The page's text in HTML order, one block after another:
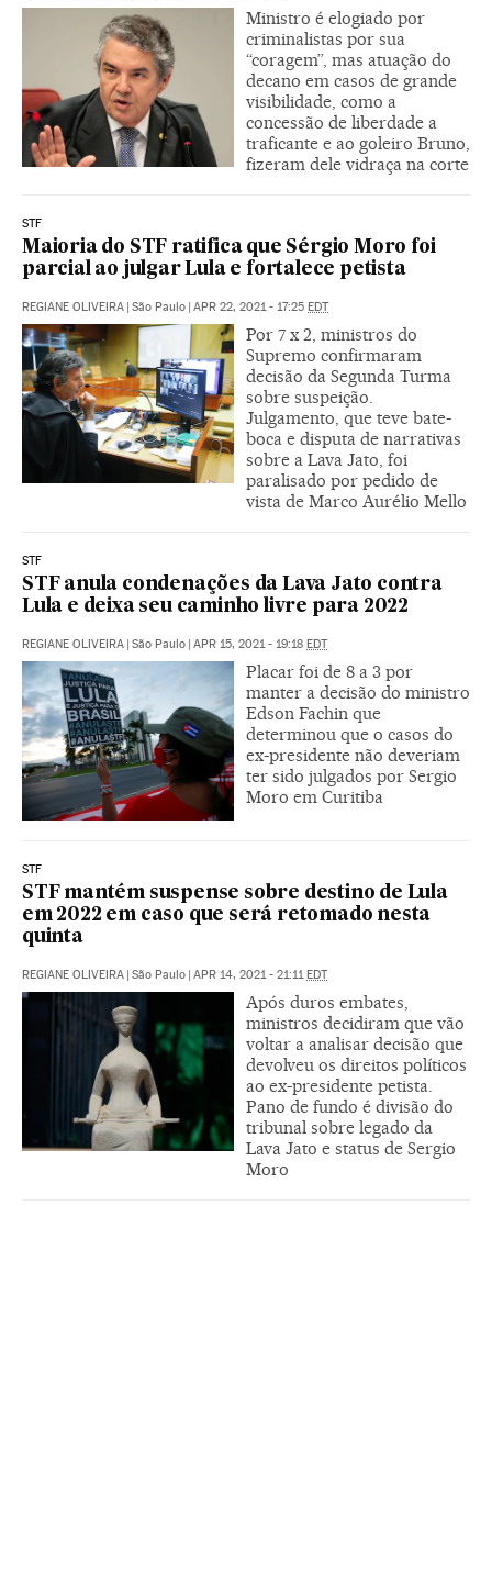
Ministro é elogiado por
criminalistas por sua
“coragem”, mas atuação do
decano em casos de grande
visibilidade, como a
concessão de liberdade a
traficante e ao goleiro Bruno,
fizeram dele vidraça na corte
STF
Maioria do STF ratifica que Sérgio Moro foi
parcial ao julgar Lula e fortalece petista
REGIANE OLIVEIRA São Paulo APR 22, 2021 - 17:25 EDT
Por 7 x 2, ministros do
Supremo confirmaram
decisão da Segunda Turma
sobre suspeição.
Julgamento, que teve bate-
boca e disputa de narrativas
sobre a Lava Jato, foi
paralisado por pedido de
vista de Marco Aurélio Mello
STF
STF anula condenações da Lava Jato contra
Lula e deixa seu caminho livre para 2022
REGIANE OLIVEIRA São Paulo APR 15, 2021 - 19:18 EDT
Placar foi de 8 a 3 por
manter a decisão do ministro
Edson Fachin que
determinou que o casos do
ex-presidente não deveriam
ter sido julgados por Sergio
Moro em Curitiba
STF
STF mantém suspense sobre destino de Lula
em 2022 em caso que será retomado nesta
quinta
REGIANE OLIVEIRA São Paulo APR 14, 2021 - 21:11 EDT
Após duros embates,
ministros decidiram que vão
voltar a analisar decisão que
devolveu os direitos políticos
ao ex-presidente petista.
Pano de fundo é divisão do
tribunal sobre legado da
Lava Jato e status de Sergio
Moro